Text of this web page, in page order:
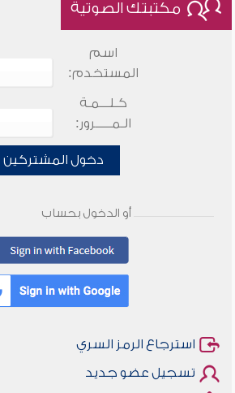
مكتبتك الصوتية
اسم
المستخدم:
كـلـــمـة
الـمـــــرور:
دخول المشتركين
أو الدخول بحساب
استرجاع الرمز السري
تسجيل عضو جديد